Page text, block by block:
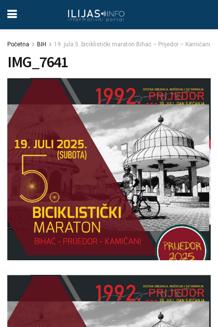
Početna BIH 19. jula 5. biciklistički maraton Bihać – Prijedor – Kamičani
IMG_7641